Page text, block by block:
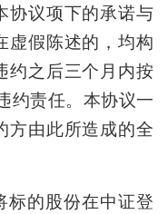
协议项下的承诺与
虚假陈述的，均构
约之后三个月内按
约责任。本协议一
方由此所造成的全
标的股份在中证登